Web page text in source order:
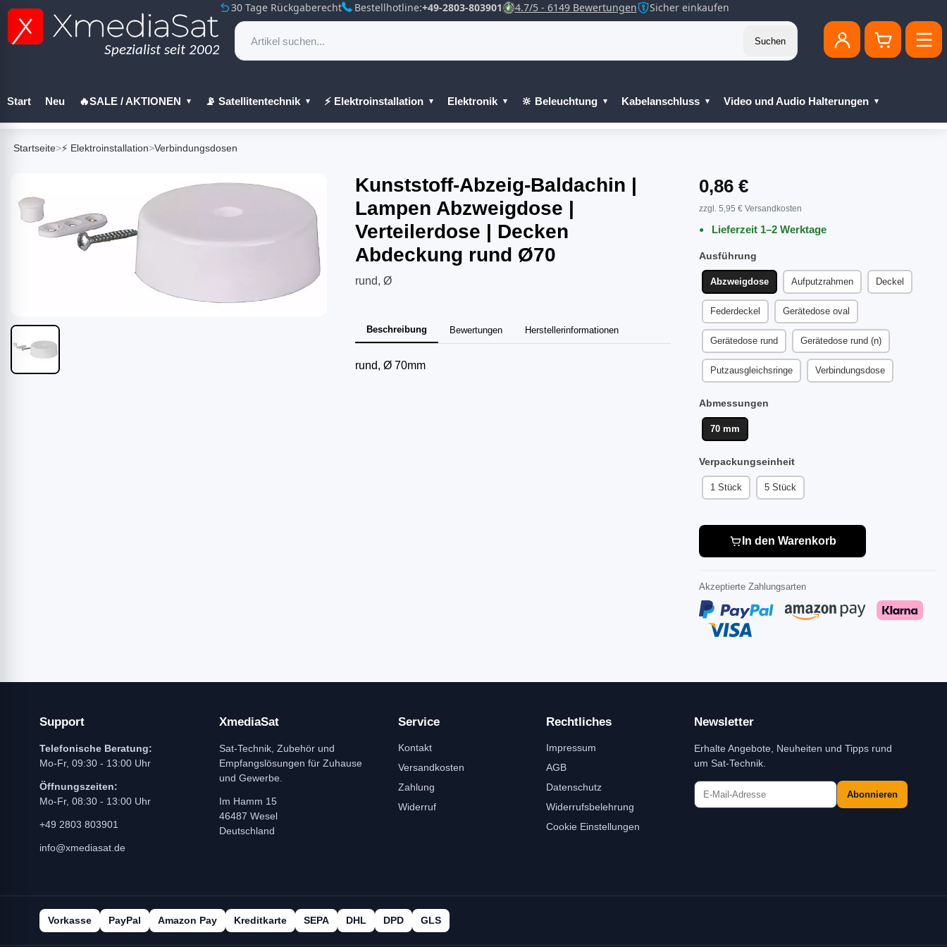
30 Tage Rückgaberecht Bestellhotline:+49-2803-803901 4.7/5 - 6149 Bewertungen Sicher einkaufen
Suchen
Start Neu 🔥SALE / AKTIONEN 📡 Satellitentechnik ⚡ Elektroinstallation Elektronik 🔆 Beleuchtung Kabelanschluss Video und Audio Halterungen
🔧 Werkzeug
Startseite>⚡ Elektroinstallation>Verbindungsdosen
Kunststoff-Abzeig-Baldachin |
Lampen Abzweigdose |
Verteilerdose | Decken
Abdeckung rund Ø70
rund, Ø
Beschreibung Bewertungen Herstellerinformationen
rund, Ø 70mm
0,86 €
zzgl. 5,95 € Versandkosten
Lieferzeit 1–2 Werktage
Ausführung
Abzweigdose Aufputzrahmen Deckel
Federdeckel Gerätedose oval
Gerätedose rund Gerätedose rund (n)
Putzausgleichsringe Verbindungsdose
Abmessungen
70 mm
Verpackungseinheit
1 Stück 5 Stück
In den Warenkorb
Akzeptierte Zahlungsarten
Support
Telefonische Beratung:
Mo-Fr, 09:30 - 13:00 Uhr
Öffnungszeiten:
Mo-Fr, 08:30 - 13:00 Uhr
+49 2803 803901
info@xmediasat.de
XmediaSat
Sat-Technik, Zubehör und
Empfangslösungen für Zuhause
und Gewerbe.
Im Hamm 15
46487 Wesel
Deutschland
Service
Kontakt
Versandkosten
Zahlung
Widerruf
Rechtliches
Impressum
AGB
Datenschutz
Widerrufsbelehrung
Cookie Einstellungen
Newsletter
Erhalte Angebote, Neuheiten und Tipps rund
um Sat-Technik.
Abonnieren
Vorkasse PayPal Amazon Pay Kreditkarte SEPA DHL DPD GLS